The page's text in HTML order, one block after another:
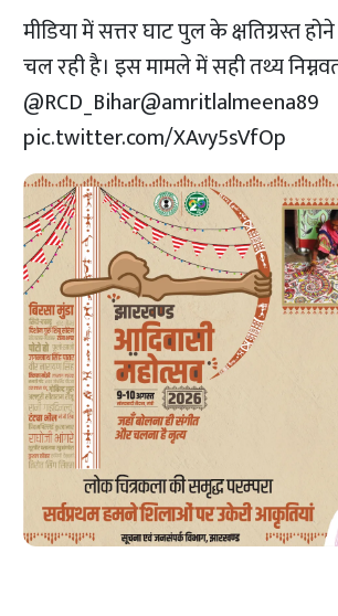
मीडिया में सत्तर घाट पुल के क्षतिग्रस्त
चल रही है। इस मामले में सही तथ्य
@RCD_Bihar@amritlalmeena89
pic.twitter.com/XAvy5sVfOp